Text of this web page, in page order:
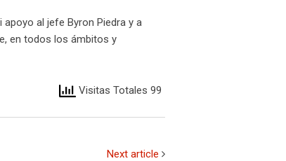
al jefe Byron Piedra y a
en todos los ámbitos y
Visitas Totales 99
Next article